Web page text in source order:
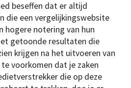
beseffen dat er altijd
die een vergelijkingswebsite
hogere notering van hun
getoonde resultaten die
krijgen na het uitvoeren van
voorkomen dat je zaken
die op deze